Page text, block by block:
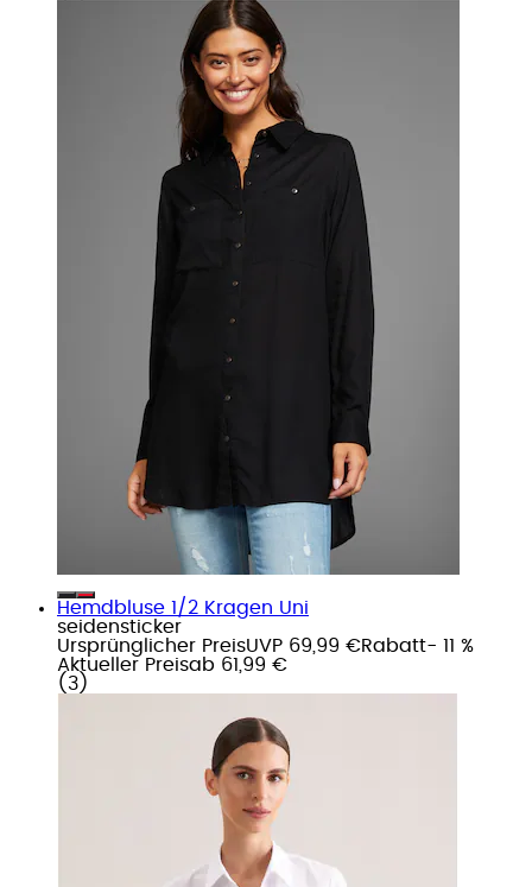
Hemdbluse 1/2 Kragen Uni
seidensticker
Ursprünglicher PreisUVP 69,99 €Rabatt- 11 %
Aktueller Preisab 61,99 €
( 3 )